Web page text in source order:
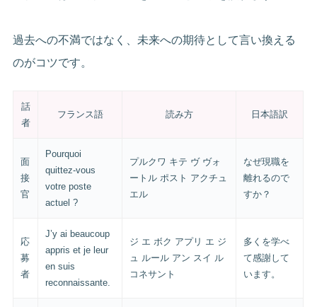
過去への不満ではなく、未来への期待として言い換える
のがコツです。
話
者
フランス語 読み方 日本語訳
面
接
官
Pourquoi
quittez-vous
votre poste
actuel ?
プルクワ キテ ヴ ヴォ
ートル ポスト アクチュ
エル
なぜ現職を
離れるので
すか？
応
募
者
J’y ai beaucoup
appris et je leur
en suis
reconnaissante.
ジ エ ボク アプリ エ ジ
ュ ルール アン スイ ル
コネサント
多くを学べ
て感謝して
います。